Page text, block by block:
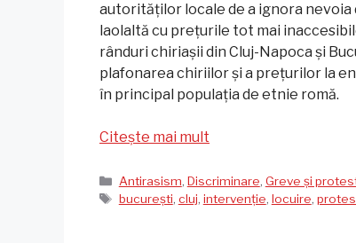
autorităților locale de a ignora nevoia
laolaltă cu prețurile tot mai
rânduri chiriașii din Cluj-Napoca și
plafonarea chiriilor și a prețurilor la
în principal populația de etnie romă.
Citește mai mult
Categorii
Antirasism, Discriminare, Greve și
Etichete
bucurești, cluj, intervenție, locuire,